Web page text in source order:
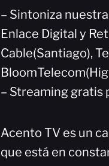
– Sintoniza
Enlace Digital y
Cable(Santiago),
– Streaming gratis
Acento TV es un
que está en